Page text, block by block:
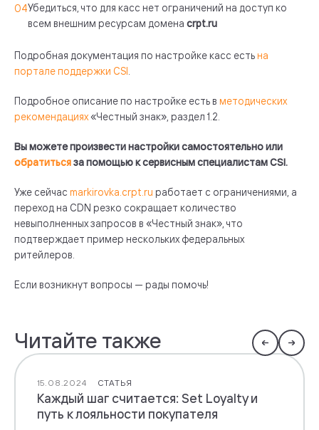
Убедиться, что для касс нет ограничений на доступ ко
всем внешним ресурсам домена crpt.ru
Подробная документация по настройке касс естьна
портале поддержки CSI
Подробное описание по настройке есть в методических
рекомендациях«Честный знак», раздел 1.2.
Вы можете произвести настройки самостоятельно или
обратитьсяза помощью к сервисным специалистам CSI.
Уже сейчас markirovka.crpt.ru работает с ограничениями, а
переход на CDN резко сокращает количество
невыполненных запросов в «Честный знак», что
подтверждает пример нескольких федеральных
ритейлеров.
Если возникнут вопросы — рады помочь!
Читайте также
15.08.2024 СТАТЬЯ
Каждый шаг считается: Set Loyalty и
путь к лояльности покупателя